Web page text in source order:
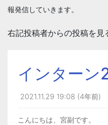
報発信していきます。
右記投稿者からの投稿を見
インターン
2021.11.29 19:08 (4年前)
こんにちは、宮副です。